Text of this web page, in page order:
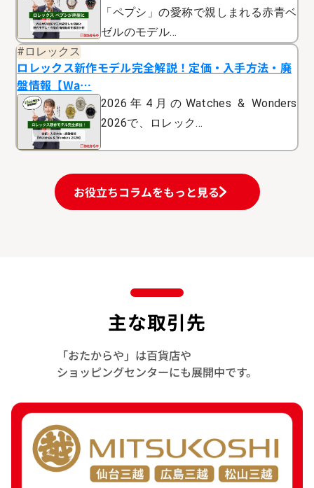
「ペプシ」の愛称で親しまれる赤青ベ
ゼルのモデル…
#ロレックス
ロレックス新作モデル完全解説！定価・入手方法・廃
盤情報【Wa…
2026年4月のWatches & Wonders
2026で、ロレック…
お役立ちコラムをもっと見る
主な取引先
「おたからや」は百貨店や
ショッピングセンターにも展開中です。